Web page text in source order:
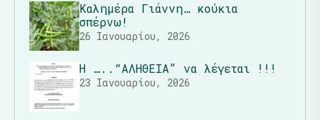
Καλημέρα Γιάννη… κούκια
σπέρνω!
26 Ιανουαρίου, 2026
Η …..“ΑΛΗΘΕΙΑ” να λέγεται !!!
23 Ιανουαρίου, 2026